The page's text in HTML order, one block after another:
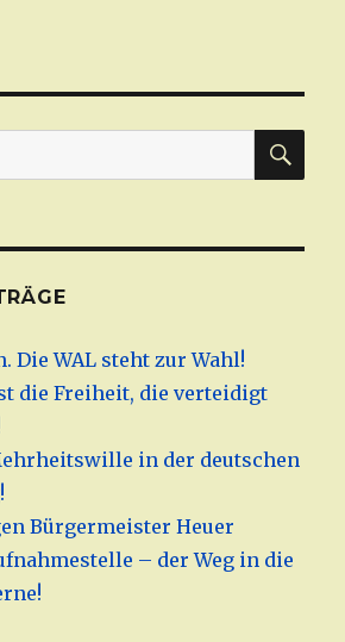
Die WAL steht zur Wahl!
die Freiheit, die verteidigt
in der deutschen
Bürgermeister Heuer
– der Weg in die